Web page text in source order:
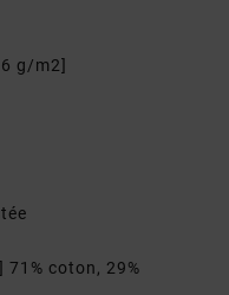
g/m2]
coton, 29%